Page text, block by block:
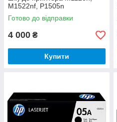
M1522nf, P1505n
Готово до відправки
4 000 ₴
Купити